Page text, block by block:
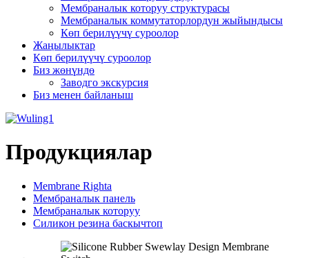
Мембраналык которуу структурасы
Мембраналык коммутаторлордун жыйындысы
Көп берилүүчү суроолор
Жаңылыктар
Көп берилүүчү суроолор
Биз жөнүндө
Заводго экскурсия
Биз менен байланыш
Продукциялар
Membrane Righta
Мембраналык панель
Мембраналык которуу
Силикон резина баскычтоп